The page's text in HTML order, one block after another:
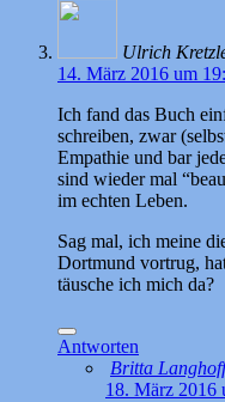
Ulrich
14. März 2016 um
Ich fand das Buch
schreiben, zwar
Empathie und bar
sind wieder mal
im echten Leben.
Sag mal, ich meine
Dortmund vortrug,
täusche ich mich da?
Antworten
Britta Langhoff
18. März 2016